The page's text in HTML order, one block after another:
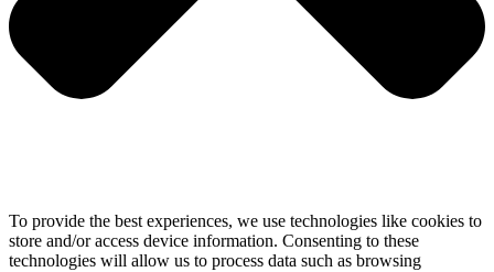
To provide the best experiences, we use technologies like cookies to
store and/or access device information. Consenting to these
technologies will allow us to process data such as browsing